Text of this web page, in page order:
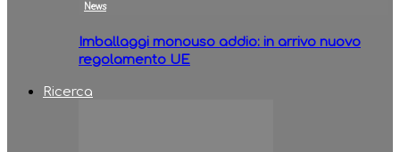
News
Imballaggi monouso addio: in arrivo nuovo
regolamento UE
Ricerca